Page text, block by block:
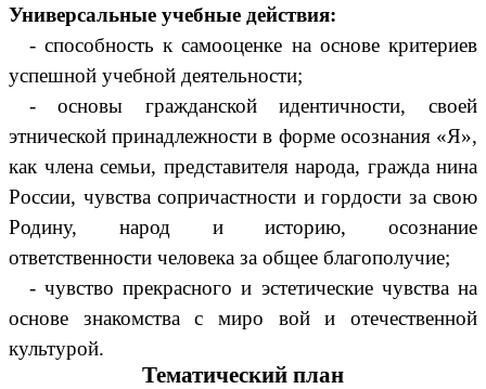
Универсальные учебные действия:
- способность к самооценке на основе критериев
успешной учебной деятельности;
- основы гражданской идентичности, своей
этнической принадлежности в форме осознания «Я»,
как члена семьи, представителя народа, гражда нина
России, чувства сопричастности и гордости за свою
Родину, народ и историю, осознание
ответственности человека за общее благополучие;
- чувство прекрасного и эстетические чувства на
основе знакомства с миро вой и отечественной
культурой.
Тематический план